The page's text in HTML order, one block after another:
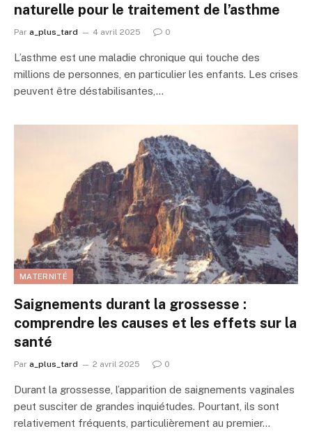
naturelle pour le traitement de l’asthme
Par a_plus_tard 4 avril 2025 0
L’asthme est une maladie chronique qui touche des
millions de personnes, en particulier les enfants. Les crises
peuvent être déstabilisantes,…
MATERNITÉ
Saignements durant la grossesse :
comprendre les causes et les effets sur la
santé
Par a_plus_tard 2 avril 2025 0
Durant la grossesse, l’apparition de saignements vaginales
peut susciter de grandes inquiétudes. Pourtant, ils sont
relativement fréquents, particulièrement au premier…